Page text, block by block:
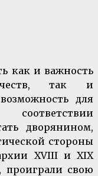
как и важность
так и
для
дворянином,
стороны
XVIII и XIX
проиграли свою